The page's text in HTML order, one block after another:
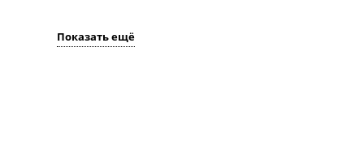
Показать ещё